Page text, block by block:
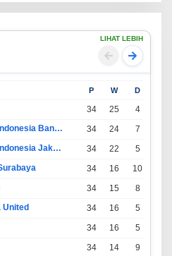
LIHAT LEBIH
P W D
34 25 4
Persatuan Sepak Bola Indonesia Bandung 34 24 7
Persatuan Sepak Bola Indonesia Jakarta 34 22 5
34 16 10
34 15 8
United 34 16 5
34 16 5
34 14 9